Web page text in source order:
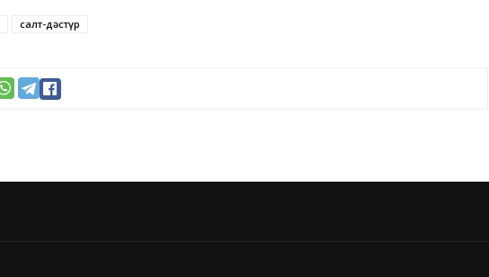
салт-дәстүр